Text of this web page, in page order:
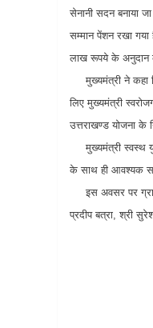
सेनानी सदन बनाया
सम्मान पेंशन रखा गया
लाख रूपये के अनुदान
मुख्यमंत्री ने कहा
लिए मुख्यमंत्री
उत्तराखण्ड योजना के
मुख्यमंत्री स्वस्थ
के साथ ही आवश्यक
इस अवसर पर
प्रदीप बत्रा, श्री